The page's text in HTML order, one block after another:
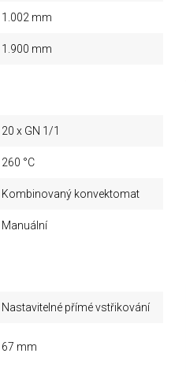
1.002 mm
1.900 mm
20 x GN 1/1
260 °C
Kombinovaný konvektomat
Manuální
Nastavitelné přímé vstřikování
67 mm